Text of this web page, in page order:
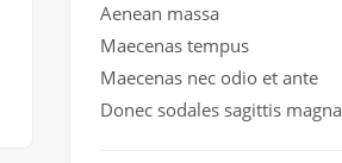
Aenean massa
Maecenas tempus
Maecenas nec odio et ante
Donec sodales sagittis magna